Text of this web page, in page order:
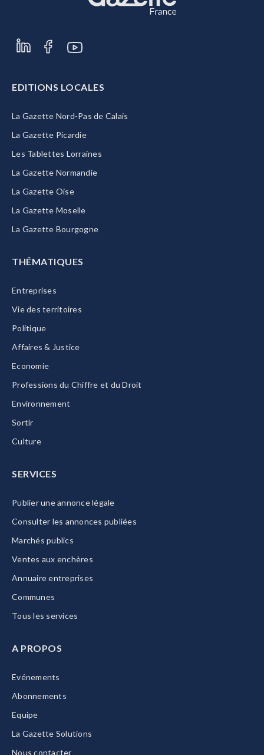
EDITIONS LOCALES
La Gazette Nord-Pas de Calais
La Gazette Picardie
Les Tablettes Lorraines
La Gazette Normandie
La Gazette Oise
La Gazette Moselle
La Gazette Bourgogne
THÉMATIQUES
Entreprises
Vie des territoires
Politique
Affaires & Justice
Economie
Professions du Chiffre et du Droit
Environnement
Sortir
Culture
SERVICES
Publier une annonce légale
Consulter les annonces publiées
Marchés publics
Ventes aux enchères
Annuaire entreprises
Communes
Tous les services
A PROPOS
Evénements
Abonnements
Equipe
La Gazette Solutions
Nous contacter